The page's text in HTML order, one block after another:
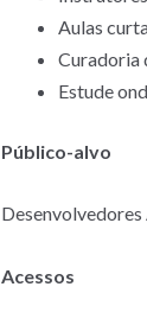
Aulas
Curadoria
Estude
Público-alvo
Desenvolvedores
Acessos